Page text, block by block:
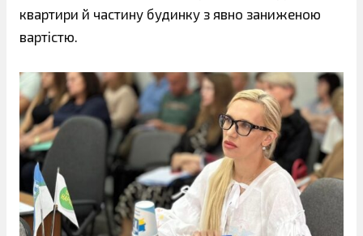
квартири й частину будинку з явно заниженою
вартістю.